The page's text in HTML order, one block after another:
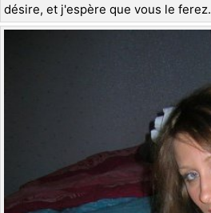
désire, et j'espère que vous le ferez.